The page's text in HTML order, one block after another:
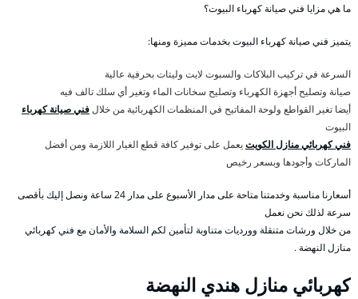
ما هي مزايا فني صيانة كهرباء البيوت؟
يتميز فني صيانة كهرباء البيوت بخدمات مميزة ومنها:
السرعة في تركيب البلاكات والسبوت لايت وليتات بحرفية عالية
صيانة وتصليح أجهزة الكهرباء وتصليح سخانات الماء وتغير أي سلك تالف فيه
أيضا تغير القواطع ولوحة المفاتيح في المنظمات الكهربائية من خلالفني صيانة كهرباء
البيوت
فني كهربائي منازل الكويتيعمل على توفير كافة قطع الغيار اللازمة ومن أفضل
الماركات وأجودها وبسعر رخيص
أسعارنا مناسبة وخدمتنا متاحة على مدار الأسبوع على مدار 24 ساعة ونصل إليك بأقصى
سرعة لذلك نحن نعمل
من خلال ورشات متنقلة وورديات متناوبة لتأمين لكم السلامة والأمان مع فني كهربائي
منازل النهضة .
كهربائي منازل هندي النهضة